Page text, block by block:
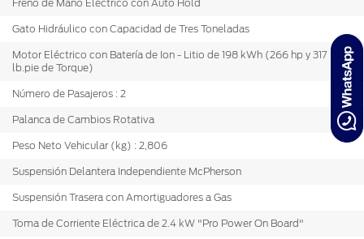
Freno de Mano Eléctrico con Auto Hold
Gato Hidráulico con Capacidad de Tres Toneladas
Motor Eléctrico con Batería de Ion - Litio de 198 kWh (266 hp y 317
lb.pie de Torque)
Número de Pasajeros : 2
Palanca de Cambios Rotativa
Peso Neto Vehicular (kg) : 2,806
Suspensión Delantera Independiente McPherson
Suspensión Trasera con Amortiguadores a Gas
Toma de Corriente Eléctrica de 2.4 kW "Pro Power On Board"